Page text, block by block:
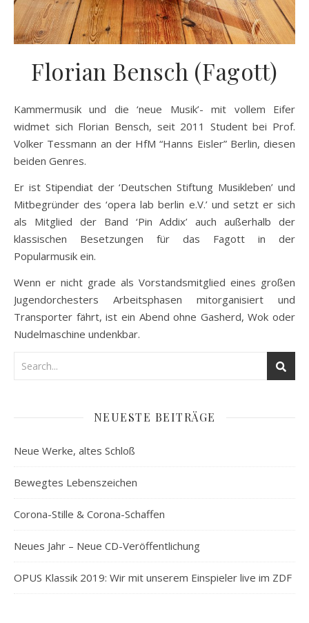
Florian Bensch (Fagott)
Kammermusik und die ‘neue Musik’- mit vollem Eifer
widmet sich Florian Bensch, seit 2011 Student bei Prof.
Volker Tessmann an der HfM “Hanns Eisler” Berlin, diesen
beiden Genres.
Er ist Stipendiat der ‘Deutschen Stiftung Musikleben’ und
Mitbegründer des ‘opera lab berlin e.V.’ und setzt er sich
als Mitglied der Band ‘Pin Addix’ auch außerhalb der
klassischen Besetzungen für das Fagott in der
Popularmusik ein.
Wenn er nicht grade als Vorstandsmitglied eines großen
Jugendorchesters Arbeitsphasen mitorganisiert und
Transporter fährt, ist ein Abend ohne Gasherd, Wok oder
Nudelmaschine undenkbar.
NEUESTE BEITRÄGE
Neue Werke, altes Schloß
Bewegtes Lebenszeichen
Corona-Stille & Corona-Schaffen
Neues Jahr – Neue CD-Veröffentlichung
OPUS Klassik 2019: Wir mit unserem Einspieler live im ZDF